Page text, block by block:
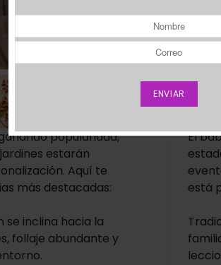
popularidad,
estarán
Aquí te
más destacadas:
se inclina hacia la
follaje abundante y
El
está